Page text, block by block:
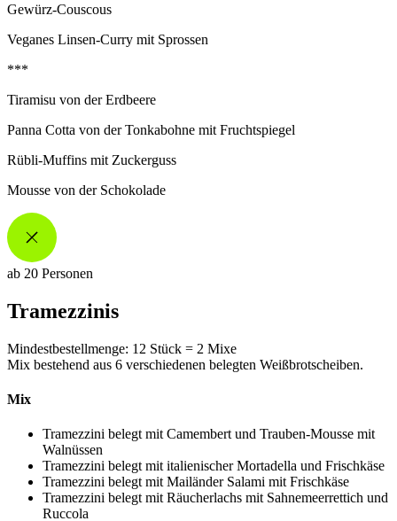
Gewürz-Couscous
Veganes Linsen-Curry mit Sprossen
***
Tiramisu von der Erdbeere
Panna Cotta von der Tonkabohne mit Fruchtspiegel
Rübli-Muffins mit Zuckerguss
Mousse von der Schokolade
ab 20 Personen
Tramezzinis
Mindestbestellmenge: 12 Stück = 2 Mixe
Mix bestehend aus 6 verschiedenen belegten Weißbrotscheiben.
Mix
Tramezzini belegt mit Camembert und Trauben-Mousse mit
Walnüssen
Tramezzini belegt mit italienischer Mortadella und Frischkäse
Tramezzini belegt mit Mailänder Salami mit Frischkäse
Tramezzini belegt mit Räucherlachs mit Sahnemeerrettich und
Ruccola